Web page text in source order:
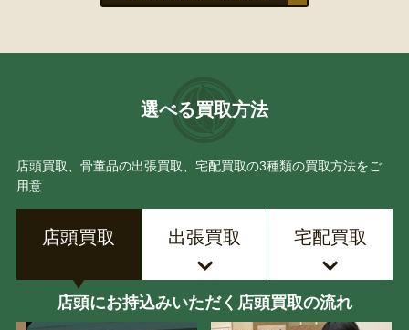
選べる買取方法
店頭買取、骨董品の出張買取、宅配買取の3種類の買取方法をご
用意
店頭買取 出張買取 宅配買取
店頭にお持込みいただく店頭買取の流れ